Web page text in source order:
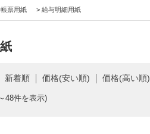
帳票用紙 > 給与明細用紙
新着順 価格(安い順) 価格(高い順)
48件を表示)